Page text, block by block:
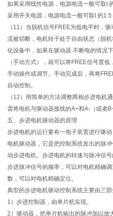
如果采用线性电源，电源电流一般可取I
采用开关电源，电源电流一般可取I 的1.5
（11）当脱机信号FREE为低电平时，
流被切断，电机转子处于自由状态（脱
化设备中，如果在驱动器 不断电的情况
（手动方式），就可以将FREE信号置
手动操作或调节。手动完成后，再将
自动控制。
（12）用简单的方法调整两相步进电机
需将电机与驱动器接线的A+和A-（或者
五、步进电机驱动器的原理
步进电机的运行要有一电子装置进行驱
电机驱动器，它是把控制系统发出的脉
动步进电机。步进电机的转速与脉冲信
步进脉冲信号的频率，可以对电机精确
数，可以对电机精确定位。
典型的步进电机驱动控制系统主要由三部
1）步进控制器，由单片机实现。
2）驱动器，把单片机输出的脉冲加以放